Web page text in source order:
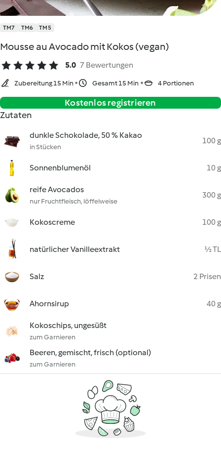
TM7 TM6 TM5
Mousse au Avocado mit Kokos (vegan)
5.0 7 Bewertungen
Zubereitung 15 Min Gesamt 15 Min 4 Portionen
Kostenlos registrieren
Zutaten
dunkle Schokolade, 50 % Kakao
in Stücken
100 g
Sonnenblumenöl 10 g
reife Avocados
nur Fruchtfleisch, löffelweise
300 g
Kokoscreme 100 g
natürlicher Vanilleextrakt ½ TL
Salz 2 Prisen
Ahornsirup 40 g
Kokoschips, ungesüßt
zum Garnieren
Beeren, gemischt, frisch (optional)
zum Garnieren